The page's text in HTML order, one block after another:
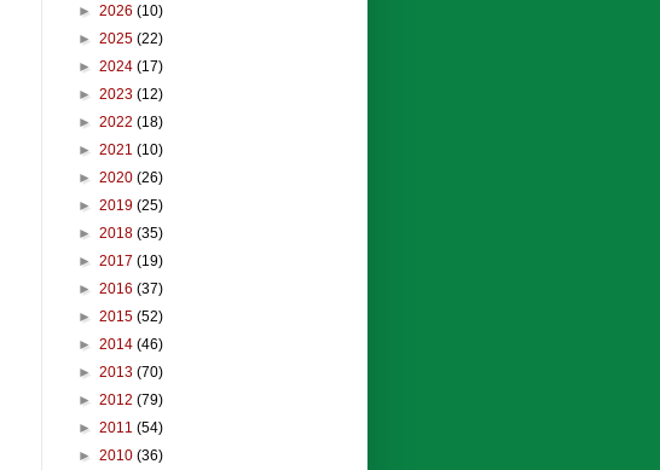
► 2026 (10)
► 2025 (22)
► 2024 (17)
► 2023 (12)
► 2022 (18)
► 2021 (10)
► 2020 (26)
► 2019 (25)
► 2018 (35)
► 2017 (19)
► 2016 (37)
► 2015 (52)
► 2014 (46)
► 2013 (70)
► 2012 (79)
► 2011 (54)
► 2010 (36)